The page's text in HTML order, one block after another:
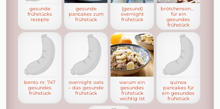
gesunde
frühstücks
rezepte
gesunde
pancakes zum
frühstück
{gesund}
overnight
frühstück
brötchensonne
für ein
gesundes
frühstück
bento nr. 747
gesundes
frühstück
overnight oats
– das gesunde
frühstück
warum ein
gesundes
frühstück
wichtig ist
quinoa
pancakes für
ein gesundes
frühstück